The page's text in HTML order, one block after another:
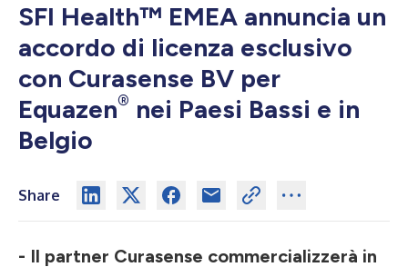
SFI Health™ EMEA annuncia un
accordo di licenza esclusivo
con Curasense BV per
Equazen® nei Paesi Bassi e in
Belgio
Share
- Il partner Curasense commercializzerà in